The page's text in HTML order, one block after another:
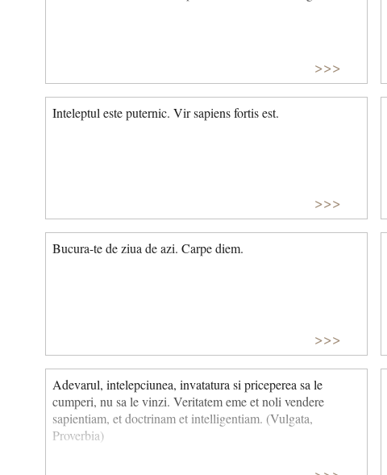
>>>
Inteleptul este puternic. Vir sapiens fortis est.
>>>
Bucura-te de ziua de azi. Carpe diem.
>>>
Adevarul, intelepciunea, invatatura si priceperea sa le
cumperi, nu sa le vinzi. Veritatem eme et noli vendere
sapientiam, et doctrinam et intelligentiam. (Vulgata,
Proverbia)